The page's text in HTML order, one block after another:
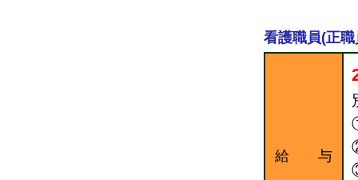
看護職員(正
給 与